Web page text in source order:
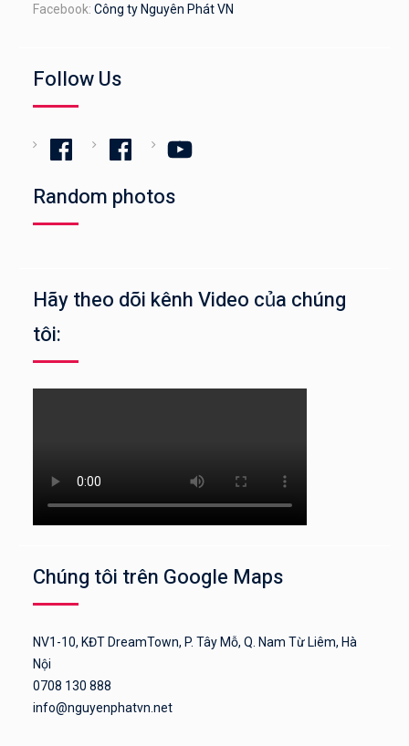
Facebook:Công ty Nguyên Phát VN
Follow Us
Facebook Facebook YouTube
Random photos
Hãy theo dõi kênh Video của chúng
tôi:
Chúng tôi trên Google Maps
NV1-10, KĐT DreamTown, P. Tây Mỗ, Q. Nam Từ Liêm, Hà
Nội
0708 130 888
info@nguyenphatvn.net